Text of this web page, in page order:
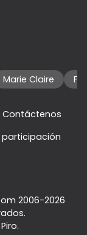
Marie Claire
Contáctenos
participación
2006-2026